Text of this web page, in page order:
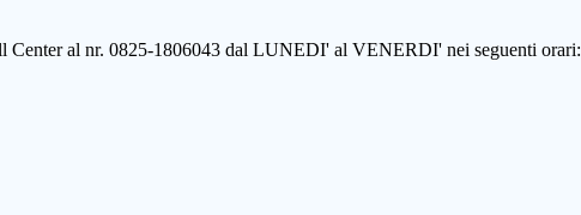
Center al nr. 0825-1806043 dal LUNEDI' al VENERDI' nei seguenti orari: